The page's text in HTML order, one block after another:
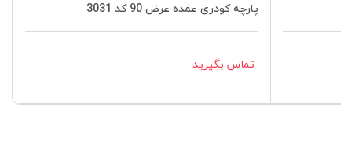
پارچه کودری عمده عرض 90 کد 3031
تماس بگیرید